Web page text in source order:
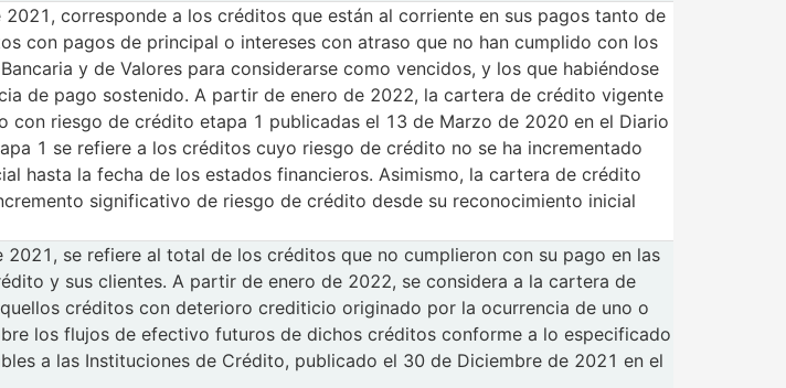
corresponde a los créditos que están al corriente en sus pagos tanto de
con pagos de principal o intereses con atraso que no han cumplido con los
y de Valores para considerarse como vencidos, y los que habiéndose
de pago sostenido. A partir de enero de 2022, la cartera de crédito vigente
con riesgo de crédito etapa 1 publicadas el 13 de Marzo de 2020 en el Diario
1 se refiere a los créditos cuyo riesgo de crédito no se ha incrementado
hasta la fecha de los estados financieros. Asimismo, la cartera de crédito
significativo de riesgo de crédito desde su reconocimiento inicial
se refiere al total de los créditos que no cumplieron con su pago en las
y sus clientes. A partir de enero de 2022, se considera a la cartera de
créditos con deterioro crediticio originado por la ocurrencia de uno o
los flujos de efectivo futuros de dichos créditos conforme a lo especificado
a las Instituciones de Crédito, publicado el 30 de Diciembre de 2021 en el